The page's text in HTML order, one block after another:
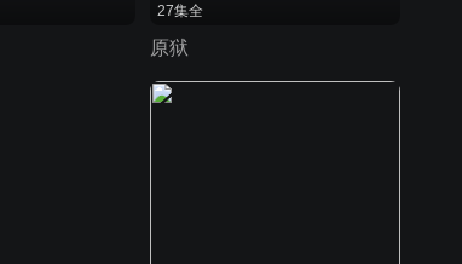
27集全
原狱